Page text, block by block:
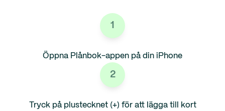
1
Öppna Plånbok-appen på din iPhone
2
Tryck på plustecknet (+) för att lägga till kort